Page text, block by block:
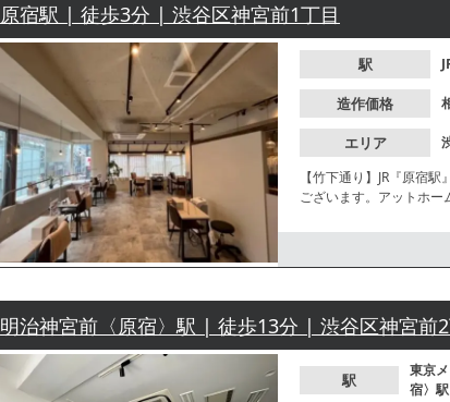
原宿駅 | 徒歩3分 | 渋谷区神宮前1丁目
駅
造作価格
エリア
【竹下通り】JR『原宿
ございます。アットホー
明治神宮前〈原宿〉駅 | 徒歩13分 | 渋谷区神宮前
駅
東京
宿〉